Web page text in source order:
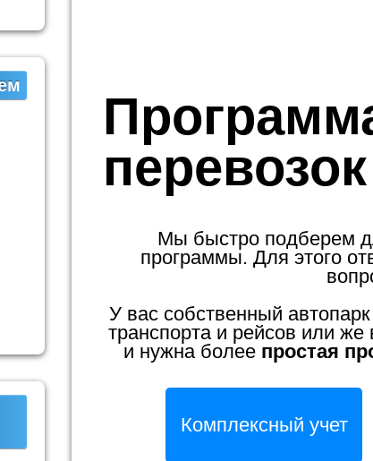
перевозок
Мы быстро подберем
программы. Для этого
У вас собственный
транспорта и рейсов или же
и нужна более простая
Комплексный учет